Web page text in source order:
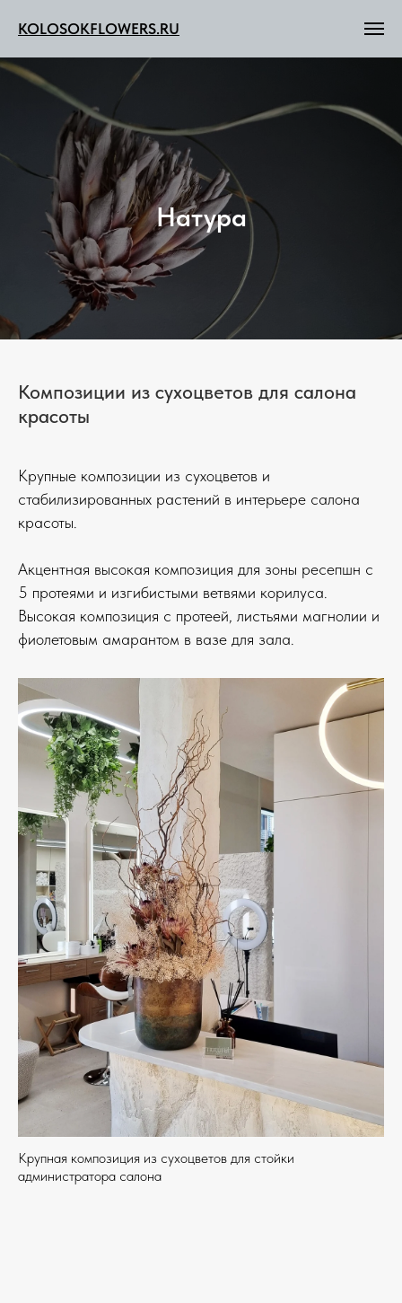
KOLOSOKFLOWERS.RU
Натура
Композиции из сухоцветов для салона
красоты
Крупные композиции из сухоцветов и
стабилизированных растений в интерьере салона
красоты.
Акцентная высокая композиция для зоны ресепшн с
5 протеями и изгибистыми ветвями корилуса.
Высокая композиция с протеей, листьями магнолии и
фиолетовым амарантом в вазе для зала.
Крупная композиция из сухоцветов для стойки
администратора салона